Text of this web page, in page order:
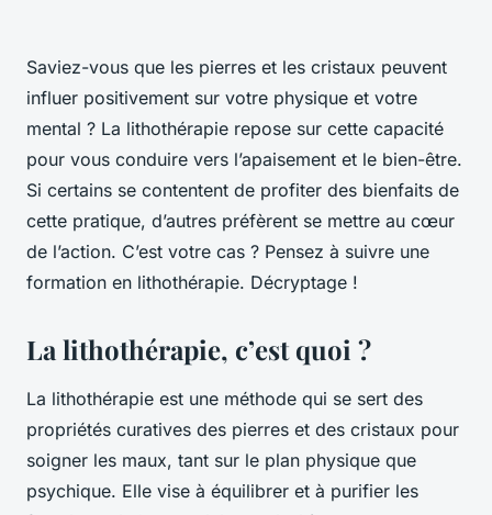
Saviez-vous que les pierres et les cristaux peuvent
influer positivement sur votre physique et votre
mental ? La lithothérapie repose sur cette capacité
pour vous conduire vers l’apaisement et le bien-être.
Si certains se contentent de profiter des bienfaits de
cette pratique, d’autres préfèrent se mettre au cœur
de l’action. C’est votre cas ? Pensez à suivre une
formation en lithothérapie. Décryptage !
La lithothérapie, c’est quoi ?
La lithothérapie est une méthode qui se sert des
propriétés curatives des pierres et des cristaux pour
soigner les maux, tant sur le plan physique que
psychique. Elle vise à équilibrer et à purifier les